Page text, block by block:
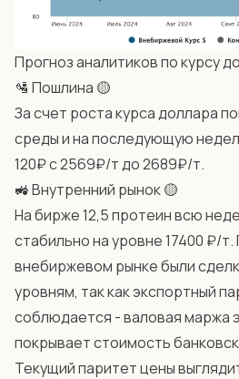
Прогноз аналитиков по курсу
🛂 Пошлина 🟡
За счет роста курса доллара
среды и на последующую
120₽ с 2569₽/т до 2689₽/т.
🚜 Внутренний рынок 🟡
На бирже 12,5 протеин всю
стабильно на уровне 17400 ₽/
внебиржевом рынке были
уровням, так как экспортный
соблюдается - валовая маржа
покрывает стоимость
Текущий паритет цены